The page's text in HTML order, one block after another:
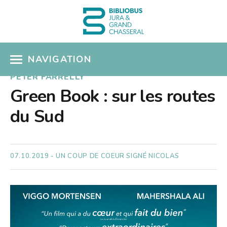
NAVIGATION
ACCÈS CATALOGUE
MON COMPTE
COLLECTIONS
Nouveautés
Albums pour enfants
SÉLECTIONS THÉMATIQUES
PETER FARRELLY
Green Book : sur les routes
du Sud
07.10.2019 - UN COUP DE COEUR SIGNÉ NICOLAS